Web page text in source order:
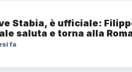
Stabia, è ufficiale:
saluta e torna alla
fa